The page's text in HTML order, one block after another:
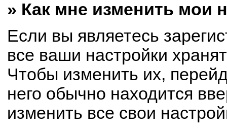
» Как мне изменить мои
Если вы являетесь
все ваши настройки
Чтобы изменить их,
него обычно находится
изменить все свои